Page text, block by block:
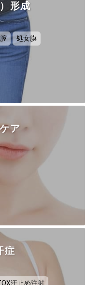
形成
膣
処女膜
ア
症
汗止め注射